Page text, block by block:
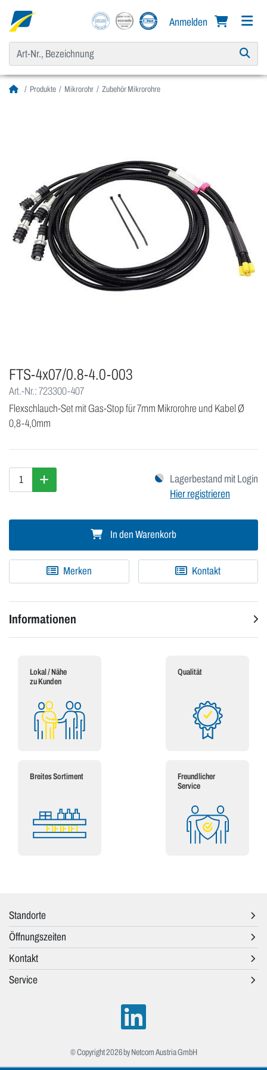
Anmelden
Produkte Mikrorohr Zubehör Mikrorohre
FTS-4x07/0.8-4.0-003
Art.-Nr.: 723300-407
Flexschlauch-Set mit Gas-Stop für 7mm Mikrorohre und Kabel Ø
0,8-4,0mm
Lagerbestand mit Login
Hier registrieren
In den Warenkorb
Merken Kontakt
Informationen
Lokal / Nähe
zu Kunden
Qualität
Breites Sortiment
Freundlicher
Service
Standorte
Öffnungszeiten
Kontakt
Service
© Copyright 2026 by Netcom Austria GmbH